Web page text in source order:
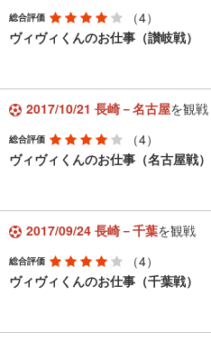
総合評価
（4）
ヴィヴィくんのお仕事（讃岐戦）
2017/10/21 長崎－名古屋を観戦
総合評価
（4）
ヴィヴィくんのお仕事（名古屋戦）
2017/09/24 長崎－千葉を観戦
総合評価
（4）
ヴィヴィくんのお仕事（千葉戦）